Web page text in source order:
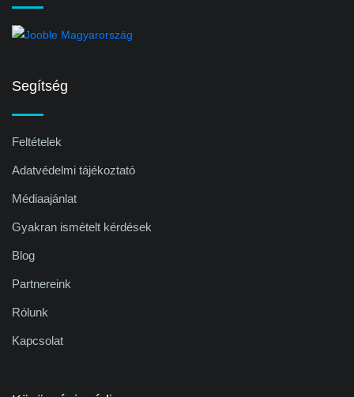
Segítség
Feltételek
Adatvédelmi tájékoztató
Médiaajánlat
Gyakran ismételt kérdések
Blog
Partnereink
Rólunk
Kapcsolat